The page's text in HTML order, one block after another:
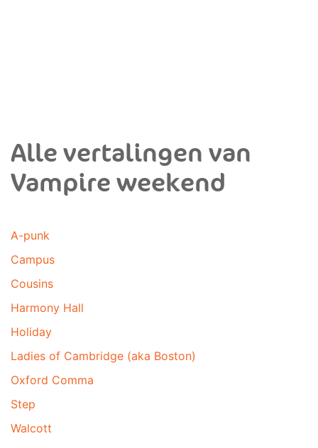
Alle vertalingen van
Vampire weekend
A-punk
Campus
Cousins
Harmony Hall
Holiday
Ladies of Cambridge (aka Boston)
Oxford Comma
Step
Walcott